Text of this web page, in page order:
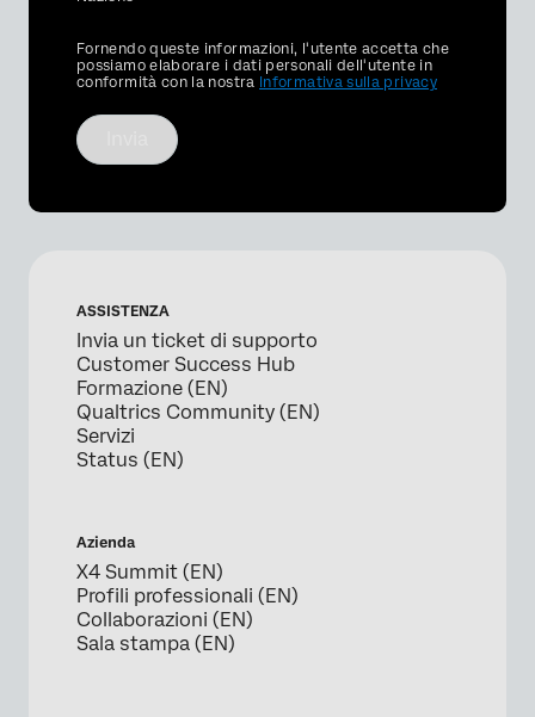
Privacy
Optin
Fornendo queste informazioni, l'utente accetta che
possiamo elaborare i dati personali dell'utente in
conformità con la nostra Informativa sulla privacy
ASSISTENZA
Invia un ticket di supporto
Customer Success Hub
Formazione (EN)
Qualtrics Community (EN)
Servizi
Status (EN)
Azienda
X4 Summit (EN)
Profili professionali (EN)
Collaborazioni (EN)
Sala stampa (EN)